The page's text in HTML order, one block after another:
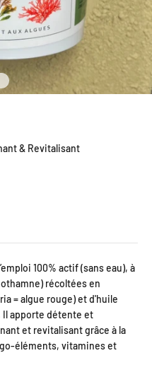
à l'élément 1
à l'élément 2
& Revitalisant
100% actif (sans eau), à
récoltées en
= algue rouge) et d'huile
apporte détente et
et revitalisant grâce à la
éléments, vitamines et